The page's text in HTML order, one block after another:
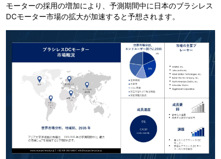
モーターの採用の増加により、予測期間中に日本のブラシレス
DCモーター市場の拡大が加速すると予想されます。